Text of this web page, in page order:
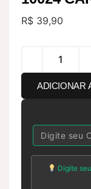
R$ 39,90
ADICIONAR
Digite